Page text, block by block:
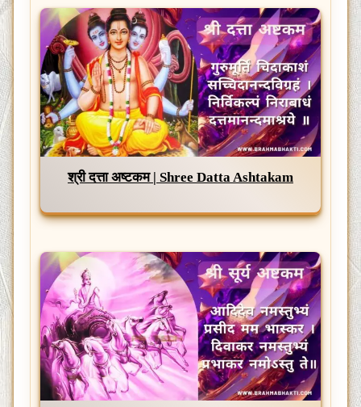
श्री दत्ता अष्टकम | Shree Datta Ashtakam